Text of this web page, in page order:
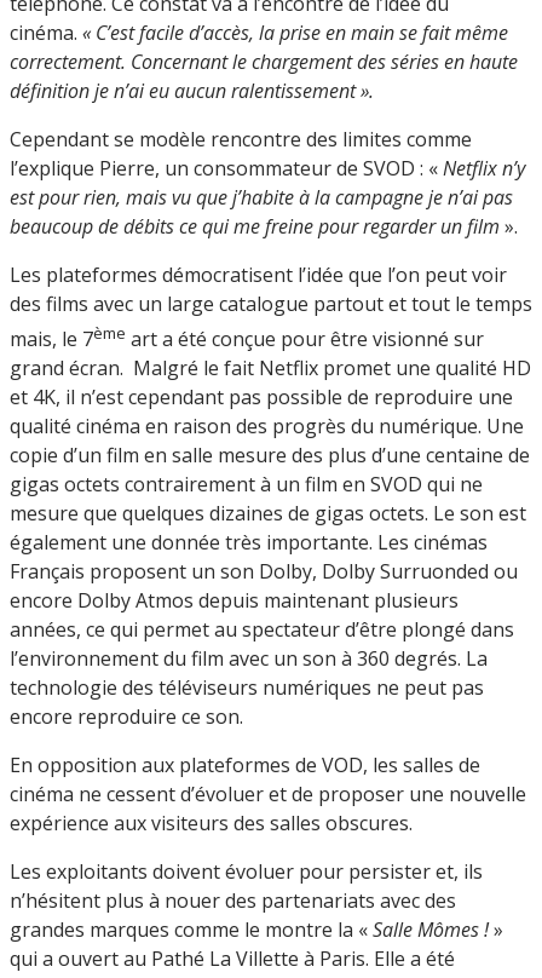
cinéma. « C’est facile d’accès, la prise en main se fait même
correctement. Concernant le chargement des séries en haute
définition je n’ai eu aucun ralentissement ».
Cependant se modèle rencontre des limites comme
l’explique Pierre, un consommateur de SVOD : «Netflix n’y
est pour rien, mais vu que j’habite à la campagne je n’ai pas
beaucoup de débits ce qui me freine pour regarder un film ».
Les plateformes démocratisent l’idée que l’on peut voir
des films avec un large catalogue partout et tout le temps
mais, le 7ème art a été conçue pour être visionné sur
grand écran. Malgré le fait Netflix promet une qualité HD
et 4K, il n’est cependant pas possible de reproduire une
qualité cinéma en raison des progrès du numérique. Une
copie d’un film en salle mesure des plus d’une centaine de
gigas octets contrairement à un film en SVOD qui ne
mesure que quelques dizaines de gigas octets. Le son est
également une donnée très importante. Les cinémas
Français proposent un son Dolby, Dolby Surruonded ou
encore Dolby Atmos depuis maintenant plusieurs
années, ce qui permet au spectateur d’être plongé dans
l’environnement du film avec un son à 360 degrés. La
technologie des téléviseurs numériques ne peut pas
encore reproduire ce son.
En opposition aux plateformes de VOD, les salles de
cinéma ne cessent d’évoluer et de proposer une nouvelle
expérience aux visiteurs des salles obscures.
Les exploitants doivent évoluer pour persister et, ils
n’hésitent plus à nouer des partenariats avec des
grandes marques comme le montre la «Salle Mômes !»
qui a ouvert au Pathé La Villette à Paris. Elle a été